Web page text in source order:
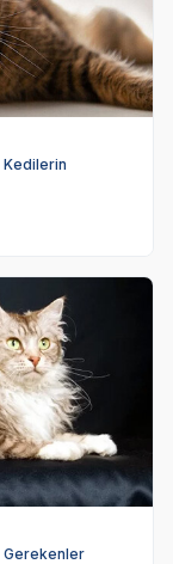
Kedilerin
Gerekenler